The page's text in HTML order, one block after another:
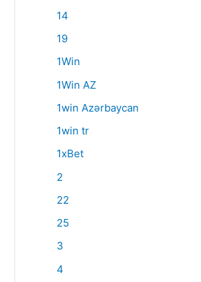
14
19
1Win
1Win AZ
1win Azərbaycan
1win tr
1xBet
2
22
25
3
4